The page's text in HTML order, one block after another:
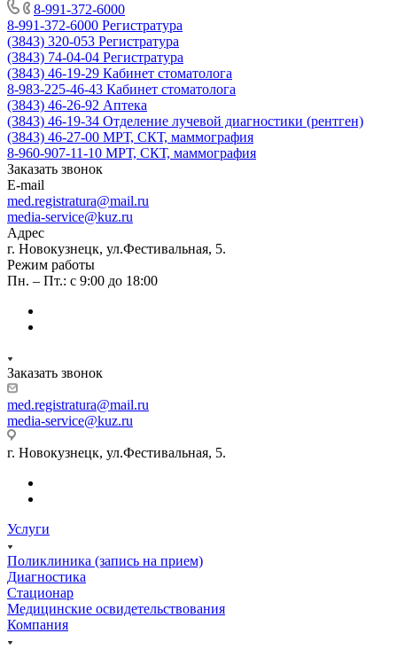
8-991-372-6000
8-991-372-6000 Регистратура
(3843) 320-053 Регистратура
(3843) 74-04-04 Регистратура
(3843) 46-19-29 Кабинет стоматолога
8-983-225-46-43 Кабинет стоматолога
(3843) 46-26-92 Аптека
(3843) 46-19-34 Отделение лучевой диагностики (рентген)
(3843) 46-27-00 МРТ, СКТ, маммография
8-960-907-11-10 МРТ, СКТ, маммография
Заказать звонок
E-mail
med.registratura@mail.ru
media-service@kuz.ru
Адрес
г. Новокузнецк, ул.Фестивальная, 5.
Режим работы
Пн. – Пт.: с 9:00 до 18:00
Заказать звонок
med.registratura@mail.ru
media-service@kuz.ru
г. Новокузнецк, ул.Фестивальная, 5.
Услуги
Поликлиника (запись на прием)
Диагностика
Стационар
Медицинские освидетельствования
Компания